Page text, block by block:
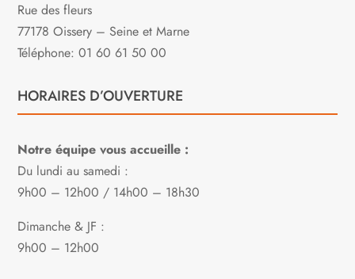
Rue des fleurs
77178 Oissery – Seine et Marne
Téléphone: 01 60 61 50 00
HORAIRES D’OUVERTURE
Notre équipe vous accueille :
Du lundi au samedi :
9h00 – 12h00 / 14h00 – 18h30
Dimanche & JF :
9h00 – 12h00